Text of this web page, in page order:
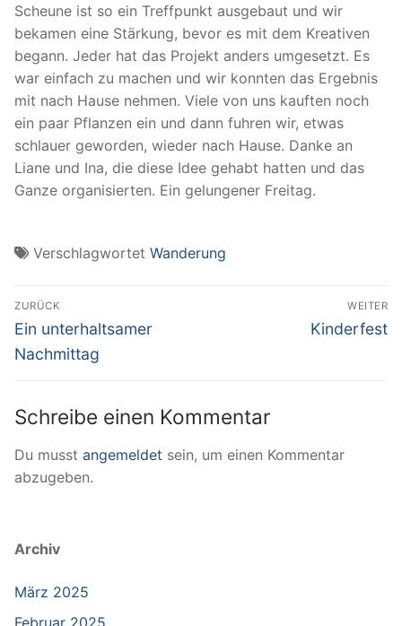
Scheune ist so ein Treffpunkt ausgebaut und wir
bekamen eine Stärkung, bevor es mit dem Kreativen
begann. Jeder hat das Projekt anders umgesetzt. Es
war einfach zu machen und wir konnten das Ergebnis
mit nach Hause nehmen. Viele von uns kauften noch
ein paar Pflanzen ein und dann fuhren wir, etwas
schlauer geworden, wieder nach Hause. Danke an
Liane und Ina, die diese Idee gehabt hatten und das
Ganze organisierten. Ein gelungener Freitag.
Verschlagwortet Wanderung
Beitragsnavigation
ZURÜCK
Vorheriger
Beitrag:
Ein unterhaltsamer
Nachmittag
WEITER
Nächster
Kinderfest
Schreibe einen Kommentar
Du musst angemeldet sein, um einen Kommentar
abzugeben.
Archiv
März 2025